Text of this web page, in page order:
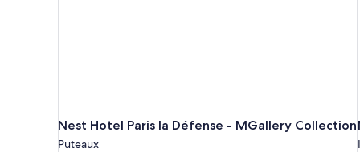
Nest Hotel Paris la Défense - MGallery Collection
Puteaux